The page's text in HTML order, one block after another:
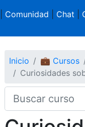
Comunidad Chat
Inicio 💼 Cursos
Curiosidades